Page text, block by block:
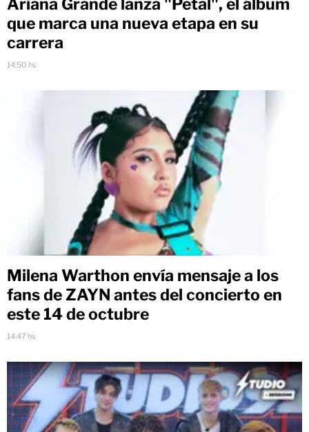
que marca una nueva etapa en su
carrera
14:50 hs
Milena Warthon envía mensaje a los
fans de ZAYN antes del concierto en
este 14 de octubre
14:47 hs